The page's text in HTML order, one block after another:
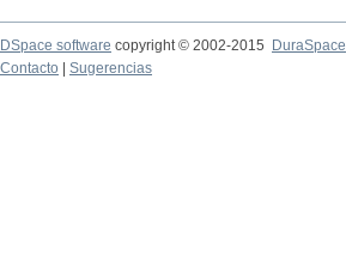
DSpace software copyright © 2002-2015
DuraSpace
Contacto
Sugerencias